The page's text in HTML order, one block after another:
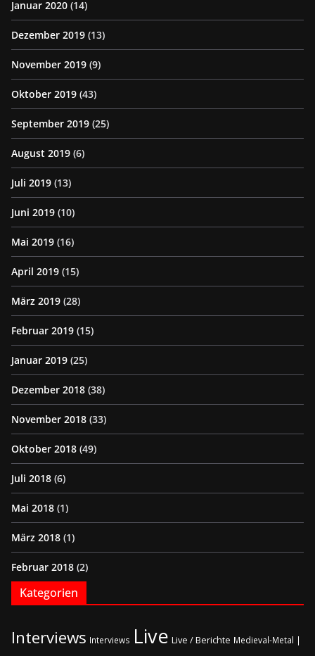
Januar 2020 (14)
Dezember 2019 (13)
November 2019 (9)
Oktober 2019 (43)
September 2019 (25)
August 2019 (6)
Juli 2019 (13)
Juni 2019 (10)
Mai 2019 (16)
April 2019 (15)
März 2019 (28)
Februar 2019 (15)
Januar 2019 (25)
Dezember 2018 (38)
November 2018 (33)
Oktober 2018 (49)
Juli 2018 (6)
Mai 2018 (1)
März 2018 (1)
Februar 2018 (2)
Kategorien
Interviews Interviews Live Live / Berichte Medieval-Metal |